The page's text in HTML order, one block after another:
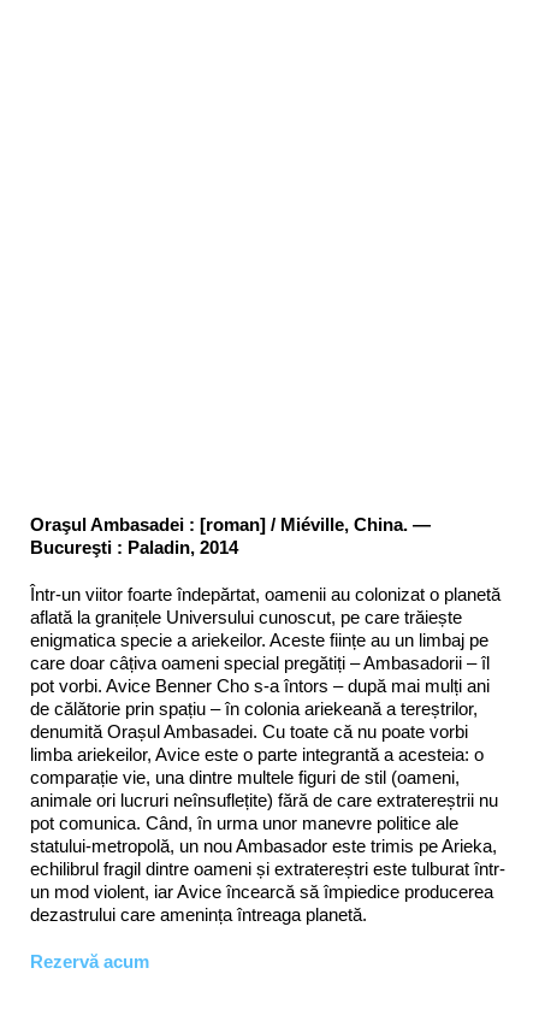
Oraşul Ambasadei : [roman] / Miéville, China. —
Bucureşti : Paladin, 2014
Într-un viitor foarte îndepărtat, oamenii au colonizat o planetă
aflată la granițele Universului cunoscut, pe care trăiește
enigmatica specie a ariekeilor. Aceste ființe au un limbaj pe
care doar câțiva oameni special pregătiți – Ambasadorii – îl
pot vorbi. Avice Benner Cho s-a întors – după mai mulți ani
de călătorie prin spațiu – în colonia ariekeană a tereștrilor,
denumită Orașul Ambasadei. Cu toate că nu poate vorbi
limba ariekeilor, Avice este o parte integrantă a acesteia: o
comparație vie, una dintre multele figuri de stil (oameni,
animale ori lucruri neînsuflețite) fără de care extratereștrii nu
pot comunica. Când, în urma unor manevre politice ale
statului-metropolă, un nou Ambasador este trimis pe Arieka,
echilibrul fragil dintre oameni și extratereștri este tulburat într-
un mod violent, iar Avice încearcă să împiedice producerea
dezastrului care amenința întreaga planetă.
Rezervă acum